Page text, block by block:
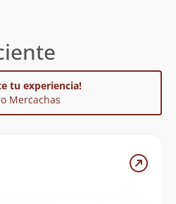
tu experiencia!
Mercachas